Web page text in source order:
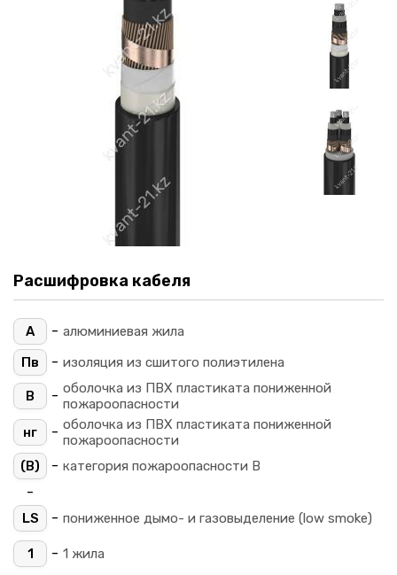
Расшифровка кабеля
А - алюминиевая жила
Пв
- изоляция из сшитого полиэтилена
В - оболочка из ПВХ пластиката пониженной
пожароопасности
нг
- оболочка из ПВХ пластиката пониженной
пожароопасности
(B)
- категория пожароопасности B
-
LS - пониженное дымо- и газовыделение (low smoke)
1 - 1 жила